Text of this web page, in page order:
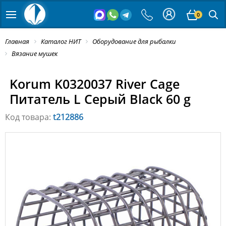
0
Главная Каталог НИТ
Оборудование для рыбалки
Вязание мушек
Korum K0320037 River Cage
Питатель L Серый Black 60 g
Код товара: t212886